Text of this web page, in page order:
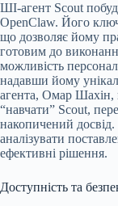
ШІ-агент Scout
OpenClaw. Його
що дозволяє йому
готовим до
можливість
надавши йому
агента, Омар Шахін,
“навчати” Scout,
накопичений
аналізувати
ефективні рішення.
Доступність та